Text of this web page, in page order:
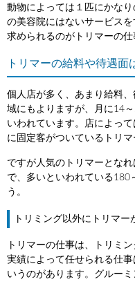
動物によっては１匹にかな
の美容院にはないサービス
求められるのがトリマーの仕
トリマーの給料や待遇面
個人店が多く、あまり給料
域にもよりますが、月に14
いわれています。店によっ
に固定客がついているトリ
ですが人気のトリマーとな
で、多いといわれている180
う。
トリミング以外にトリマー
トリマーの仕事は、トリミ
実績によって任せられる仕
いうのがあります。グルー